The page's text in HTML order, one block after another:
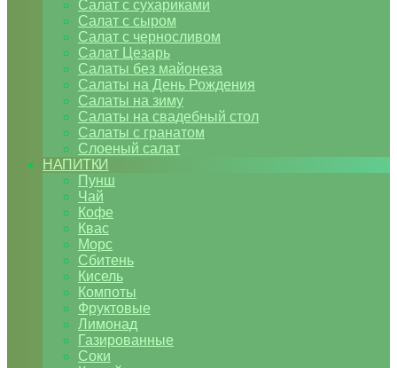
Салат с сухариками
Салат с сыром
Салат с черносливом
Салат Цезарь
Салаты без майонеза
Салаты на День Рождения
Салаты на зиму
Салаты на свадебный стол
Салаты с гранатом
Слоеный салат
НАПИТКИ
Пунш
Чай
Кофе
Квас
Морс
Сбитень
Кисель
Компоты
Фруктовые
Лимонад
Газированные
Соки